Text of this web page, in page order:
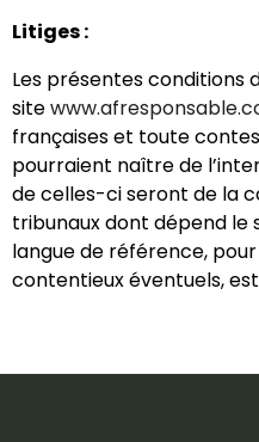
Litiges :
Les présentes conditions
site
françaises et toute
pourraient naître de
de celles-ci seront de la
tribunaux dont dépend le
langue de référence,
contentieux éventuels,